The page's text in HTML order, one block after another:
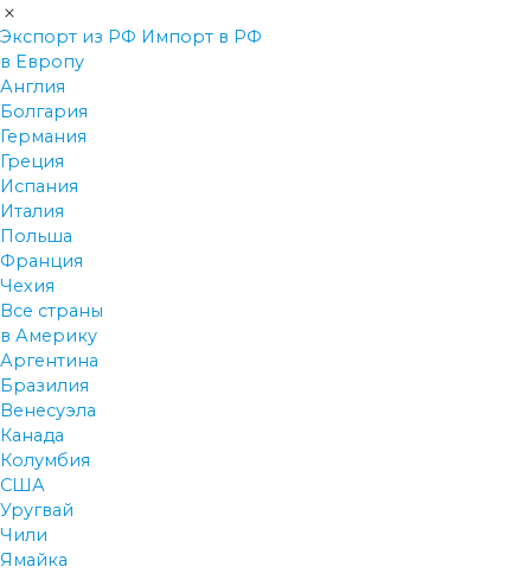
Экспорт из РФ Импорт в РФ
в Европу
Англия
Болгария
Германия
Греция
Испания
Италия
Польша
Франция
Чехия
Все страны
в Америку
Аргентина
Бразилия
Венесуэла
Канада
Колумбия
США
Уругвай
Чили
Ямайка